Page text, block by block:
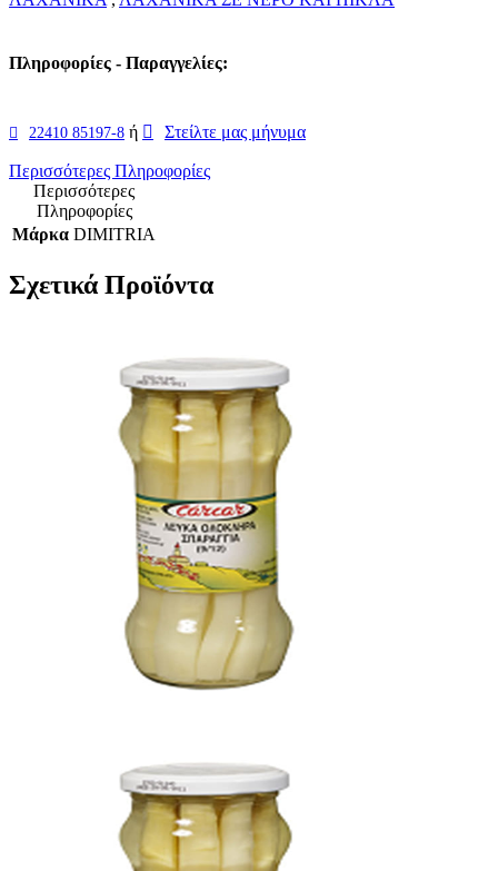
Πληροφορίες - Παραγγελίες:
22410 85197-8 ή Στείλτε μας μήνυμα
Περισσότερες Πληροφορίες
Περισσότερες
Πληροφορίες
Μάρκα DIMITRIA
Σχετικά Προϊόντα